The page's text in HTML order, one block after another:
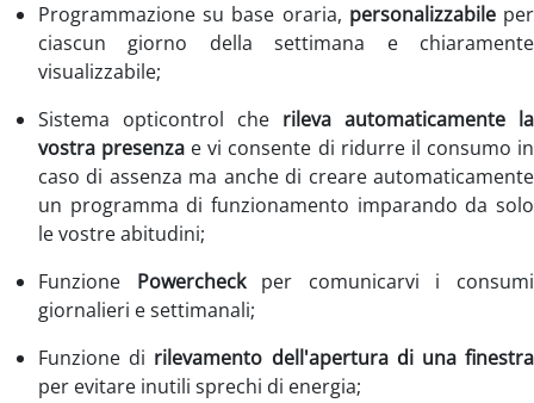
Programmazione su base oraria, personalizzabileper
ciascun giorno della settimana e chiaramente
visualizzabile;
Sistema opticontrol che rileva automaticamente la
vostra presenza e vi consente di ridurre il consumo in
caso di assenza ma anche di creare automaticamente
un programma di funzionamento imparando da solo
le vostre abitudini;
Funzione Powercheckper comunicarvi i consumi
giornalieri e settimanali;
Funzione di rilevamento dell'apertura di una finestra
per evitare inutili sprechi di energia;